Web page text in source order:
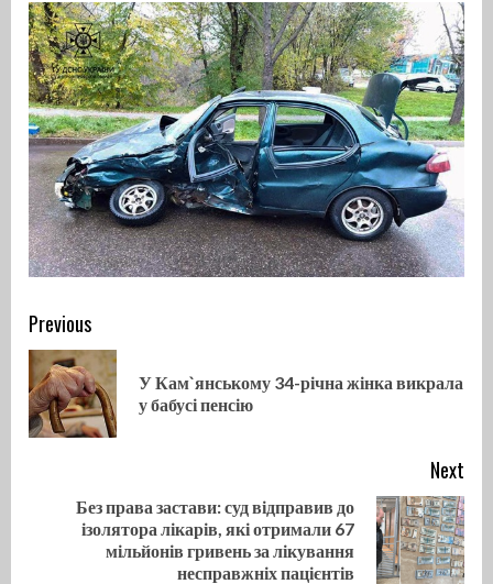
Continue
Reading
Previous
У Кам`янському 34-річна жінка викрала
у бабусі пенсію
Next
Без права застави: суд відправив до
ізолятора лікарів, які отримали 67
мільйонів гривень за лікування
несправжніх пацієнтів